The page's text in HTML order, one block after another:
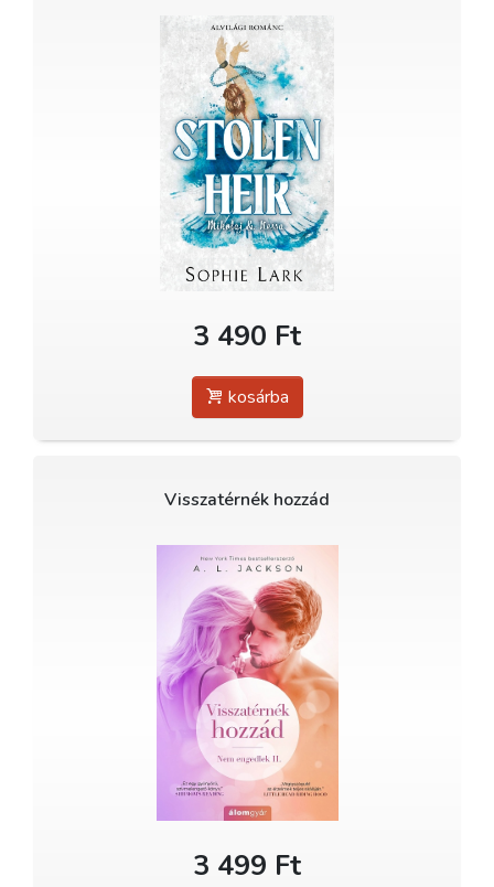
3 490 Ft
kosárba
Visszatérnék hozzád
3 499 Ft